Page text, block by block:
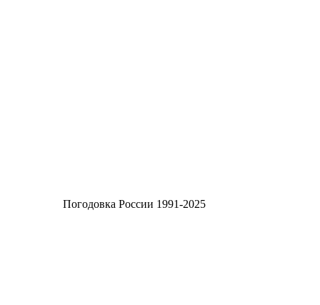
Погодовка России 1991-2025